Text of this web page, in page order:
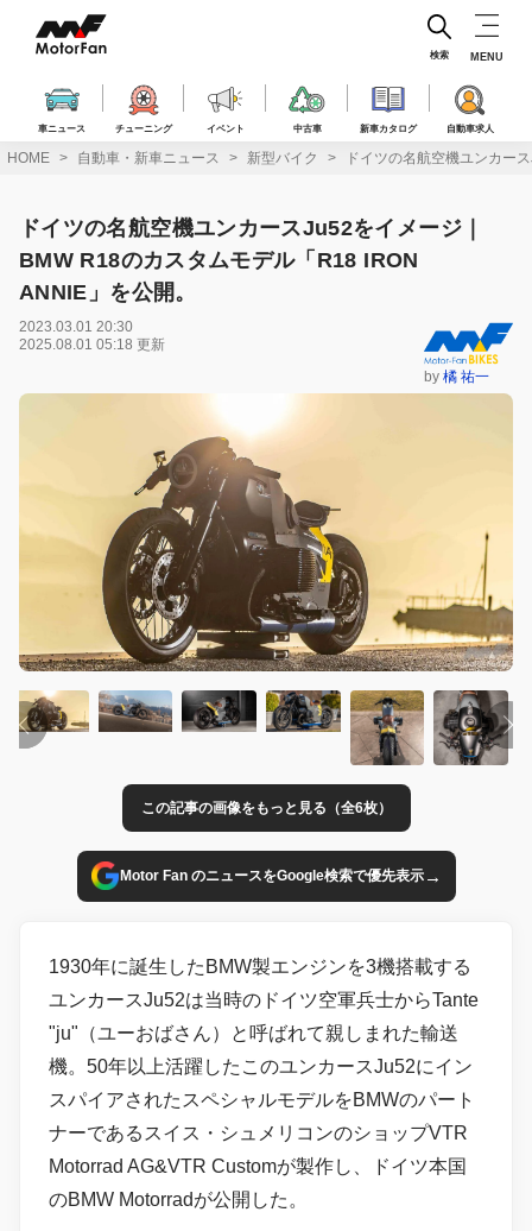
ス
車ニュース チューニング イベント 中古車 新車カタログ 自動車求人
検索 MENU
HOME 自動車・新車ニュース 新型バイク ドイツの名航空機ユンカー
ドイツの名航空機ユンカースJu52をイメージ｜
BMW R18のカスタムモデル「R18 IRON
ANNIE」を公開。
2023.03.01 20:30
2025.08.01 05:18 更新
by橘 祐一
この記事の画像をもっと見る（全6枚）
Motor Fan のニュースをGoogle検索で優先表示→
1930年に誕生したBMW製エンジンを3機搭載する
ユンカースJu52は当時のドイツ空軍兵士からTante
"ju"（ユーおばさん）と呼ばれて親しまれた輸送
機。50年以上活躍したこのユンカースJu52にイン
スパイアされたスペシャルモデルをBMWのパート
ナーであるスイス・シュメリコンのショップVTR
Motorrad AG&VTR Customが製作し、ドイツ本国
のBMW Motorradが公開した。